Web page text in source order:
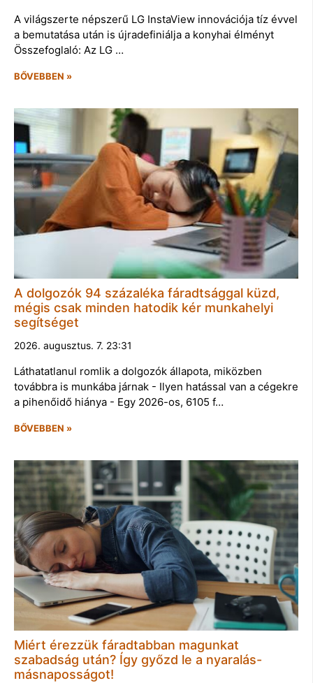
A világszerte népszerű LG InstaView innovációja tíz évvel
a bemutatása után is újradefiniálja a konyhai élményt
Összefoglaló: Az LG …
BŐVEBBEN »
A dolgozók 94 százaléka fáradtsággal küzd,
mégis csak minden hatodik kér munkahelyi
segítséget
2026. augusztus. 7. 23:31
Láthatatlanul romlik a dolgozók állapota, miközben
továbbra is munkába járnak - Ilyen hatással van a cégekre
a pihenőidő hiánya - Egy 2026-os, 6105 f…
BŐVEBBEN »
Miért érezzük fáradtabban magunkat
szabadság után? Így győzd le a nyaralás-
másnaposságot!